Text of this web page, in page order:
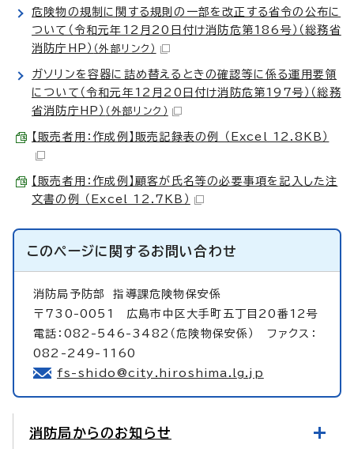
危険物の規制に関する規則の一部を改正する省令の公布に
ついて（令和元年12月20日付け消防危第186号）（総務省
消防庁HP） （外部リンク）
ガソリンを容器に詰め替えるときの確認等に係る運用要領
について（令和元年12月20日付け消防危第197号）（総務
省消防庁HP） （外部リンク）
【販売者用：作成例】販売記録表の例 （Excel 12.8KB）
【販売者用：作成例】顧客が氏名等の必要事項を記入した注
文書の例 （Excel 12.7KB）
このページに関するお問い合わせ
消防局予防部指導課危険物保安係
〒730-0051 広島市中区大手町五丁目20番12号
電話：082-546-3482（危険物保安係） ファクス：
082-249-1160
fs-shido@city.hiroshima.lg.jp
消防局からのお知らせ